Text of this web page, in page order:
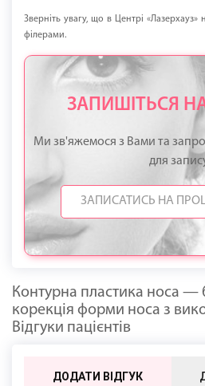
Зверніть увагу, що в Центрі «Лазерхауз»
філерами.
ЗАПИШІТЬСЯ
Ми зв'яжемося з Вами та
для
Контурна пластика носа —
корекція форми носа з
Відгуки пацієнтів
ДОДАТИ ВІДГУК